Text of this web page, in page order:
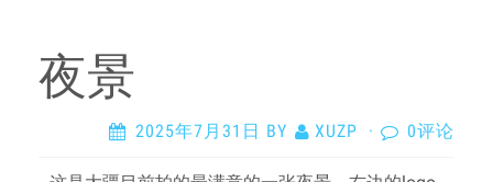
夜景
2025年7月31日 BY XUZP · 0评论